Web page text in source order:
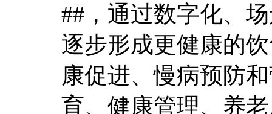
##，通过数字化、
逐步形成更健康的
康促进、慢病预防
育、健康管理、养